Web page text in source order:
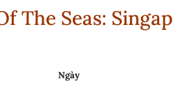
The Seas:
Ngày